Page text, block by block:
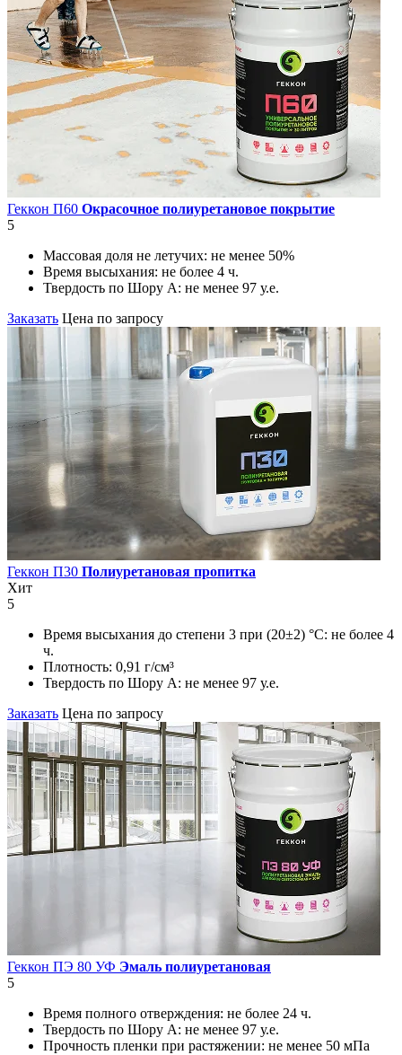
Геккон П60 Окрасочное полиуретановое покрытие
5
Массовая доля не летучих: не менее 50%
Время высыхания: не более 4 ч.
Твердость по Шору А: не менее 97 у.е.
Заказать Цена по запросу
Геккон П30 Полиуретановая пропитка
Хит
5
Время высыхания до степени 3 при (20±2) °С: не более 4
ч.
Плотность: 0,91 г/см³
Твердость по Шору А: не менее 97 у.е.
Заказать Цена по запросу
Геккон ПЭ 80 УФ Эмаль полиуретановая
5
Время полного отверждения: не более 24 ч.
Твердость по Шору А: не менее 97 у.е.
Прочность пленки при растяжении: не менее 50 мПа